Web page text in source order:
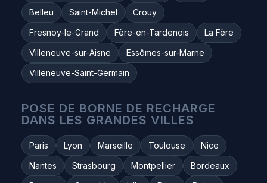
Belleu
Saint-Michel
Crouy
Fresnoy-le-Grand
Fère-en-Tardenois
La Fère
Villeneuve-sur-Aisne
Essômes-sur-Marne
Villeneuve-Saint-Germain
POSE DE BORNE DE RECHARGE
DANS LES GRANDES VILLES
Paris Lyon Marseille Toulouse
Nice
Nantes
Strasbourg Montpellier
Bordeaux